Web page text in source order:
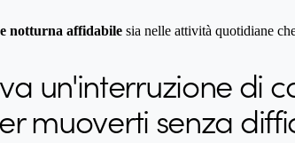
notturna affidabile sia nelle attività quotidiane
un'interruzione di
muoverti senza